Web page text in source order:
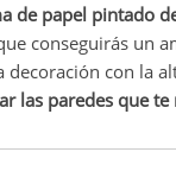
de papel pintado
conseguirás un
con la
las paredes que te